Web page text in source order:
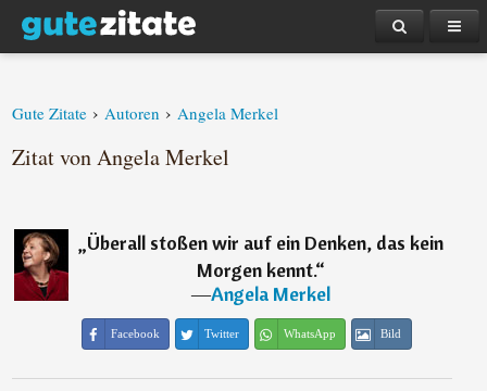
Gute Zitate › Autoren › Angela Merkel
Zitat von Angela Merkel
„Überall stoßen wir auf ein Denken, das kein
Morgen kennt.“
―Angela Merkel
Facebook Twitter WhatsApp Bild